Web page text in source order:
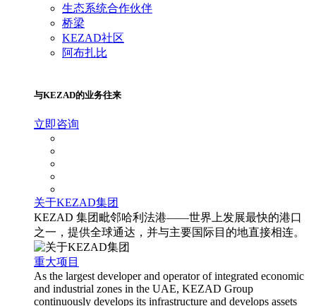
生态系统合作伙伴
桥梁
KEZAD社区
阿布扎比
与KEZAD的业务往来
立即咨询
关于KEZAD集团
KEZAD 集团毗邻哈利法港——世界上发展最快的港口
之一，提供全球通达，并与主要国际目的地直接相连。
重大项目
As the largest developer and operator of integrated economic
and industrial zones in the UAE, KEZAD Group
continuously develops its infrastructure and develops assets